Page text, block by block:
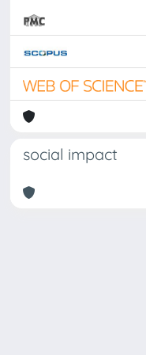
social impact